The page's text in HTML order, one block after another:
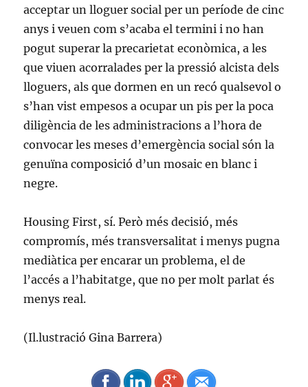
acceptar un lloguer social per un període de cinc
anys i veuen com s’acaba el termini i no han
pogut superar la precarietat econòmica, a les
que viuen acorralades per la pressió alcista dels
lloguers, als que dormen en un recó qualsevol o
s’han vist empesos a ocupar un pis per la poca
diligència de les administracions a l’hora de
convocar les meses d’emergència social són la
genuïna composició d’un mosaic en blanc i
negre.
Housing First, sí. Però més decisió, més
compromís, més transversalitat i menys pugna
mediàtica per encarar un problema, el de
l’accés a l’habitatge, que no per molt parlat és
menys real.
(Il.lustració Gina Barrera)